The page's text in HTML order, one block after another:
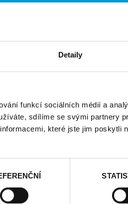
Detaily
funkcí sociálních médií a
sdílíme se svými partnery
které jste jim poskytli
s učením i přípravou na přijímací
doučování z matematiky, češtiny
PŘÍSTUP
VYUČOVACÍ